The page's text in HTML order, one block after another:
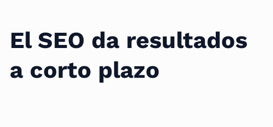
El SEO da resultados
a corto plazo